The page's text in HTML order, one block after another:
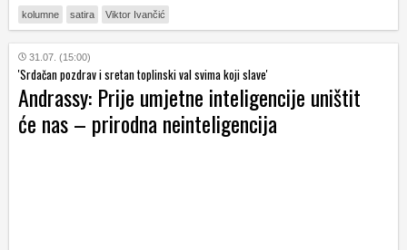
kolumne satira Viktor Ivančić
31.07. (15:00)
'Srdačan pozdrav i sretan toplinski val svima koji slave'
Andrassy: Prije umjetne inteligencije uništit
će nas – prirodna neinteligencija